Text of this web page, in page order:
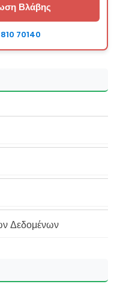
Βλάβης
70140
Δεδομένων